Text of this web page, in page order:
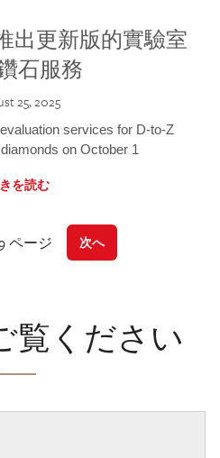
出更新版的實驗室
石服務
25, 2025
services for D-to-Z
on October 1
を読む
ページ 次へ
覧ください